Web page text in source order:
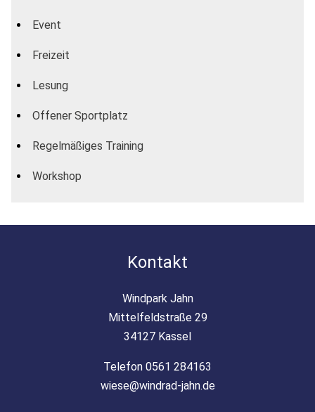
Event
Freizeit
Lesung
Offener Sportplatz
Regelmäßiges Training
Workshop
Kontakt
Windpark Jahn
Mittelfeldstraße 29
34127 Kassel
Telefon 0561 284163
wiese@windrad-jahn.de